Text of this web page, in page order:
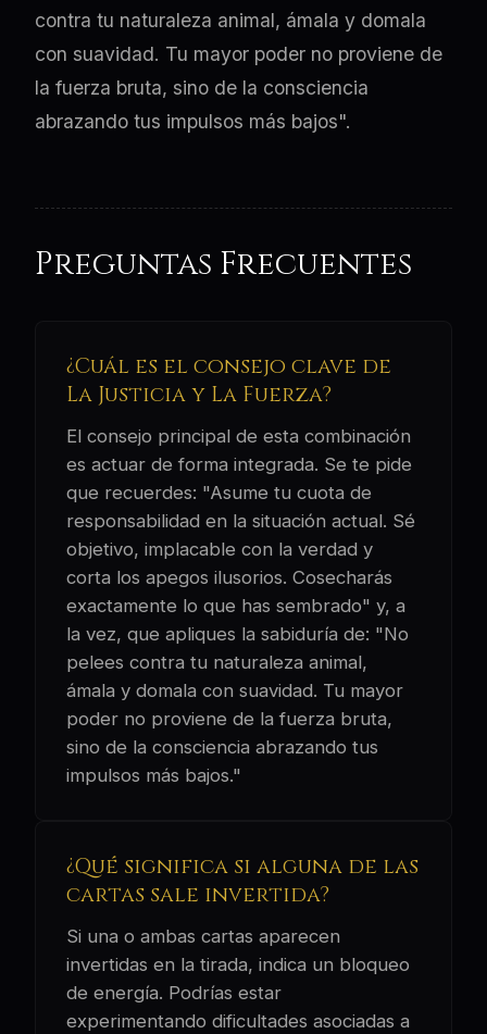
contra tu naturaleza animal, ámala y domala
con suavidad. Tu mayor poder no proviene de
la fuerza bruta, sino de la consciencia
abrazando tus impulsos más bajos".
Preguntas Frecuentes
¿Cuál es el consejo clave de
La Justicia y La Fuerza?
El consejo principal de esta combinación
es actuar de forma integrada. Se te pide
que recuerdes: "Asume tu cuota de
responsabilidad en la situación actual. Sé
objetivo, implacable con la verdad y
corta los apegos ilusorios. Cosecharás
exactamente lo que has sembrado" y, a
la vez, que apliques la sabiduría de: "No
pelees contra tu naturaleza animal,
ámala y domala con suavidad. Tu mayor
poder no proviene de la fuerza bruta,
sino de la consciencia abrazando tus
impulsos más bajos."
¿Qué significa si alguna de las
cartas sale invertida?
Si una o ambas cartas aparecen
invertidas en la tirada, indica un bloqueo
de energía. Podrías estar
experimentando dificultades asociadas a